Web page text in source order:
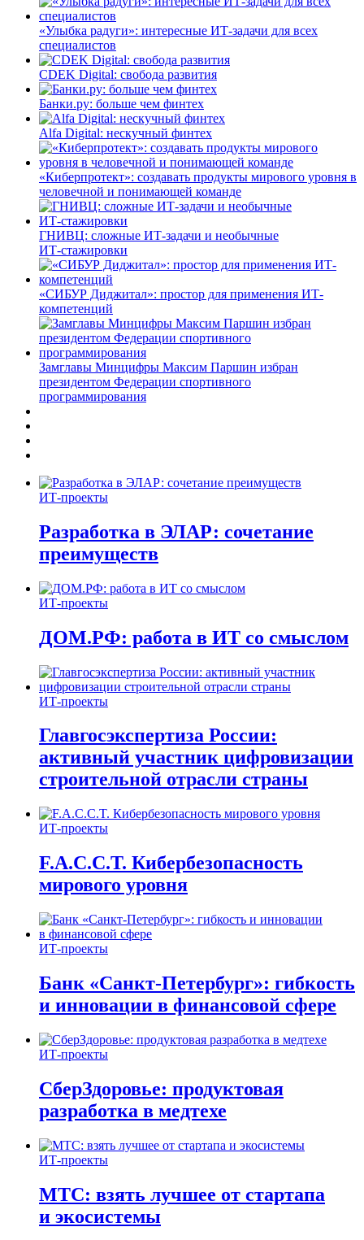
«Улыбка радуги»: интересные ИТ-задачи для всех
специалистов
CDEK Digital: свобода развития
Банки.ру: больше чем финтех
Alfa Digital: нескучный финтех
«Киберпротект»: создавать продукты мирового уровня в
человечной и понимающей команде
ГНИВЦ: сложные ИТ‑задачи и необычные
ИТ‑стажировки
«СИБУР Диджитал»: простор для применения ИТ-
компетенций
Замглавы Минцифры Максим Паршин избран
президентом Федерации спортивного
программирования
ИТ-проекты
Разработка в ЭЛАР: сочетание
преимуществ
ИТ-проекты
ДОМ.РФ: работа в ИТ со смыслом
ИТ-проекты
Главгосэкспертиза России:
активный участник цифровизации
строительной отрасли страны
ИТ-проекты
F.A.C.C.T. Кибербезопасность
мирового уровня
ИТ-проекты
Банк «Санкт-Петербург»: гибкость
и инновации в финансовой сфере
ИТ-проекты
СберЗдоровье: продуктовая
разработка в медтехе
ИТ-проекты
МТС: взять лучшее от стартапа
и экосистемы